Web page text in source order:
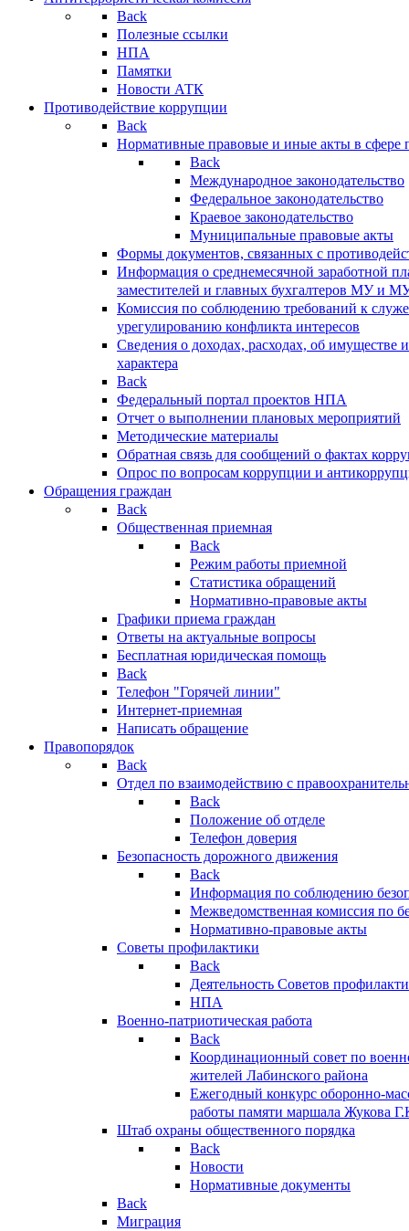
Back
Полезные ссылки
НПА
Памятки
Новости АТК
Противодействие коррупции
Back
Нормативные правовые и иные акты в сфере
Back
Международное законодательство
Федеральное законодательство
Краевое законодательство
Муниципальные правовые акты
Формы документов, связанных с
Информация о среднемесячной заработной
заместителей и главных бухгалтеров МУ и
Комиссия по соблюдению требований к
урегулированию конфликта интересов
Сведения о доходах, расходах, об имуществе
характера
Back
Федеральный портал проектов НПА
Отчет о выполнении плановых мероприятий
Методические материалы
Обратная связь для сообщений о фактах
Опрос по вопросам коррупции и
Обращения граждан
Back
Общественная приемная
Back
Режим работы приемной
Статистика обращений
Нормативно-правовые акты
Графики приема граждан
Ответы на актуальные вопросы
Бесплатная юридическая помощь
Back
Телефон "Горячей линии"
Интернет-приемная
Написать обращение
Правопорядок
Back
Отдел по взаимодействию с
Back
Положение об отделе
Телефон доверия
Безопасность дорожного движения
Back
Информация по соблюдению
Межведомственная комиссия по
Нормативно-правовые акты
Советы профилактики
Back
Деятельность Советов
НПА
Военно-патриотическая работа
Back
Координационный совет по
жителей Лабинского района
Ежегодный конкурс оборонно-
работы памяти маршала Жукова
Штаб охраны общественного порядка
Back
Новости
Нормативные документы
Back
Миграция